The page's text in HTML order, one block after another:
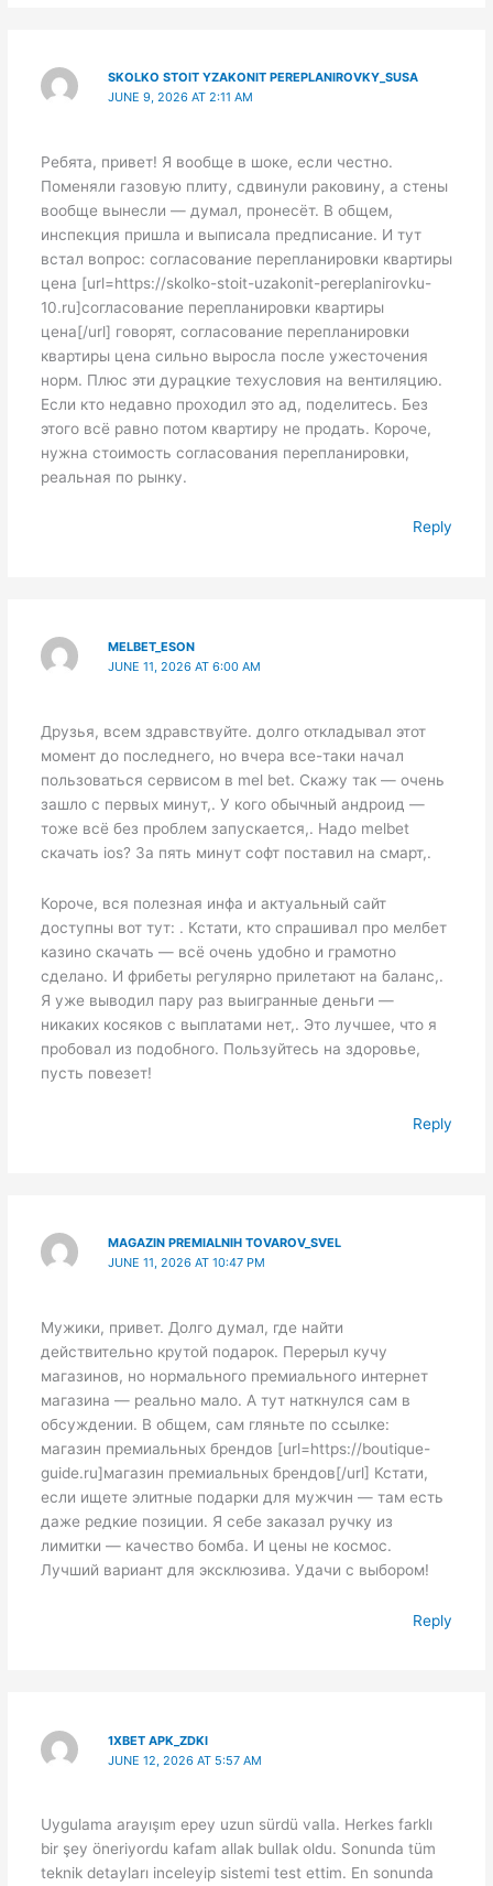
SKOLKO STOIT YZAKONIT PEREPLANIROVKY_SUSA
JUNE 9, 2026 AT 2:11 AM
Ребята, привет! Я вообще в шоке, если честно.
Поменяли газовую плиту, сдвинули раковину, а стены
вообще вынесли — думал, пронесёт. В общем,
инспекция пришла и выписала предписание. И тут
встал вопрос: согласование перепланировки квартиры
цена [url=https://skolko-stoit-uzakonit-pereplanirovku-
10.ru]согласование перепланировки квартиры
цена[/url] говорят, согласование перепланировки
квартиры цена сильно выросла после ужесточения
норм. Плюс эти дурацкие техусловия на вентиляцию.
Если кто недавно проходил это ад, поделитесь. Без
этого всё равно потом квартиру не продать. Короче,
нужна стоимость согласования перепланировки,
реальная по рынку.
Reply
MELBET_ESON
JUNE 11, 2026 AT 6:00 AM
Друзья, всем здравствуйте. долго откладывал этот
момент до последнего, но вчера все-таки начал
пользоваться сервисом в mel bet. Скажу так — очень
зашло с первых минут,. У кого обычный андроид —
тоже всё без проблем запускается,. Надо melbet
скачать ios? За пять минут софт поставил на смарт,.
Короче, вся полезная инфа и актуальный сайт
доступны вот тут: . Кстати, кто спрашивал про мелбет
казино скачать — всё очень удобно и грамотно
сделано. И фрибеты регулярно прилетают на баланс,.
Я уже выводил пару раз выигранные деньги —
никаких косяков с выплатами нет,. Это лучшее, что я
пробовал из подобного. Пользуйтесь на здоровье,
пусть повезет!
Reply
MAGAZIN PREMIALNIH TOVAROV_SVEL
JUNE 11, 2026 AT 10:47 PM
Мужики, привет. Долго думал, где найти
действительно крутой подарок. Перерыл кучу
магазинов, но нормального премиального интернет
магазина — реально мало. А тут наткнулся сам в
обсуждении. В общем, сам гляньте по ссылке:
магазин премиальных брендов [url=https://boutique-
guide.ru]магазин премиальных брендов[/url] Кстати,
если ищете элитные подарки для мужчин — там есть
даже редкие позиции. Я себе заказал ручку из
лимитки — качество бомба. И цены не космос.
Лучший вариант для эксклюзива. Удачи с выбором!
Reply
1XBET APK_ZDKI
JUNE 12, 2026 AT 5:57 AM
Uygulama arayışım epey uzun sürdü valla. Herkes farklı
bir şey öneriyordu kafam allak bullak oldu. Sonunda tüm
teknik detayları inceleyip sistemi test ettim. En sonunda